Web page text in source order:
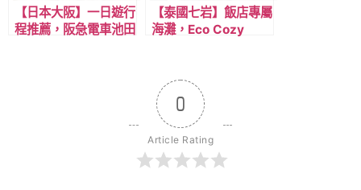
【日本大阪】一日遊行
程推薦，阪急電車池田
【泰國七岩】飯店專屬
海灘，Eco Cozy
海景住宿。單人單晚住
宿泰銖1,000內有找。
0
Article Rating